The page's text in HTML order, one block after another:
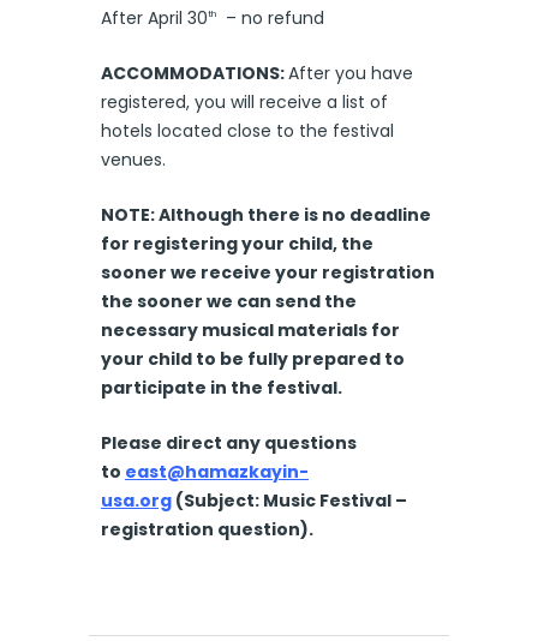
After April 30th – no refund
ACCOMMODATIONS:After you have
registered, you will receive a list of
hotels located close to the festival
venues.
NOTE: Although there is no deadline
for registering your child, the
sooner we receive your registration
the sooner we can send the
necessary musical materials for
your child to be fully prepared to
participate in the festival.
Please direct any questions
to east@hamazkayin-
usa.org (Subject: Music Festival –
registration question).